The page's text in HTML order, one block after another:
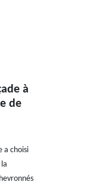
à
de
a choisi